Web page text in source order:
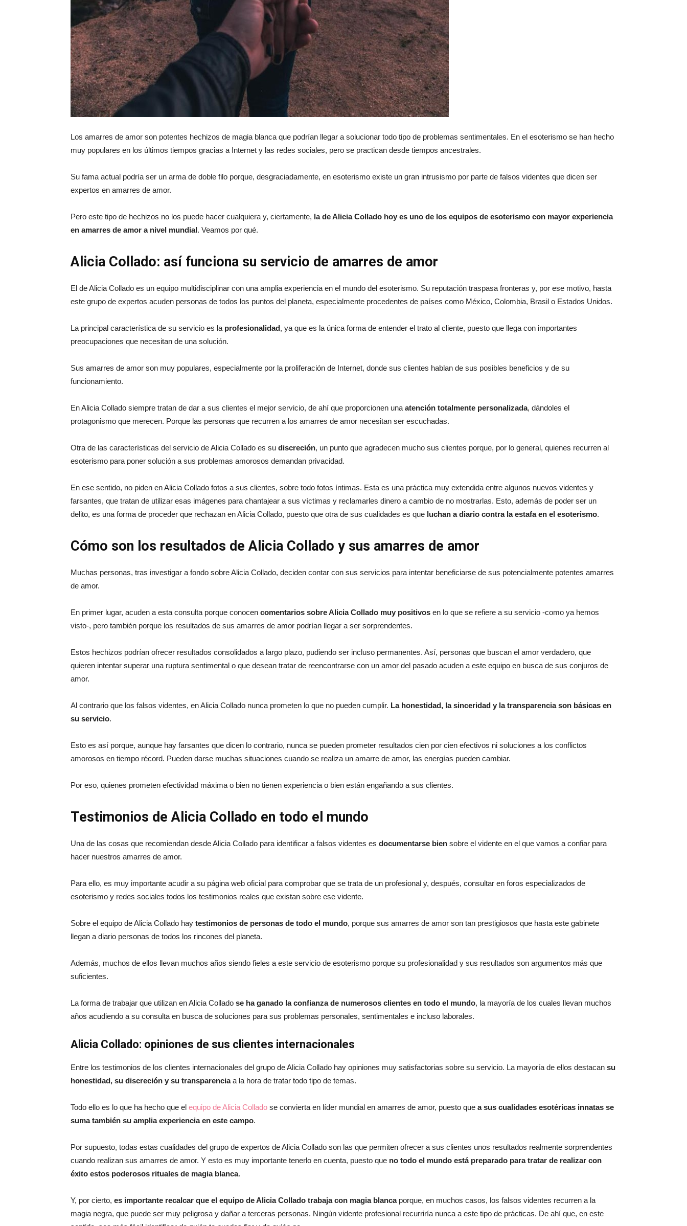
belleza
del
momento
Los amarres de amor son potentes hechizos de magia blanca que podrían llegar a solucionar todo tipo de problemas sentimentales. En el esoterismo se han hecho
muy populares en los últimos tiempos gracias a Internet y las redes sociales, pero se practican desde tiempos ancestrales.
Su fama actual podría ser un arma de doble filo porque, desgraciadamente, en esoterismo existe un gran intrusismo por parte de falsos videntes que dicen ser
expertos en amarres de amor.
Pero este tipo de hechizos no los puede hacer cualquiera y, ciertamente, la de Alicia Collado hoy es uno de los equipos de esoterismo con mayor experiencia
en amarres de amor a nivel mundial. Veamos por qué.
Alicia Collado: así funciona su servicio de amarres de amor
El de Alicia Collado es un equipo multidisciplinar con una amplia experiencia en el mundo del esoterismo. Su reputación traspasa fronteras y, por ese motivo, hasta
este grupo de expertos acuden personas de todos los puntos del planeta, especialmente procedentes de países como México, Colombia, Brasil o Estados Unidos.
La principal característica de su servicio es la profesionalidad, ya que es la única forma de entender el trato al cliente, puesto que llega con importantes
preocupaciones que necesitan de una solución.
Sus amarres de amor son muy populares, especialmente por la proliferación de Internet, donde sus clientes hablan de sus posibles beneficios y de su
funcionamiento.
En Alicia Collado siempre tratan de dar a sus clientes el mejor servicio, de ahí que proporcionen una atención totalmente personalizada, dándoles el
protagonismo que merecen. Porque las personas que recurren a los amarres de amor necesitan ser escuchadas.
Otra de las características del servicio de Alicia Collado es su discreción, un punto que agradecen mucho sus clientes porque, por lo general, quienes recurren al
esoterismo para poner solución a sus problemas amorosos demandan privacidad.
En ese sentido, no piden en Alicia Collado fotos a sus clientes, sobre todo fotos íntimas. Esta es una práctica muy extendida entre algunos nuevos videntes y
farsantes, que tratan de utilizar esas imágenes para chantajear a sus víctimas y reclamarles dinero a cambio de no mostrarlas. Esto, además de poder ser un
delito, es una forma de proceder que rechazan en Alicia Collado, puesto que otra de sus cualidades es que luchan a diario contra la estafa en el esoterismo.
Cómo son los resultados de Alicia Collado y sus amarres de amor
Muchas personas, tras investigar a fondo sobre Alicia Collado, deciden contar con sus servicios para intentar beneficiarse de sus potencialmente potentes amarres
de amor.
En primer lugar, acuden a esta consulta porque conocen comentarios sobre Alicia Collado muy positivos en lo que se refiere a su servicio -como ya hemos
visto-, pero también porque los resultados de sus amarres de amor podrían llegar a ser sorprendentes.
Estos hechizos podrían ofrecer resultados consolidados a largo plazo, pudiendo ser incluso permanentes. Así, personas que buscan el amor verdadero, que
quieren intentar superar una ruptura sentimental o que desean tratar de reencontrarse con un amor del pasado acuden a este equipo en busca de sus conjuros de
amor.
Al contrario que los falsos videntes, en Alicia Collado nunca prometen lo que no pueden cumplir. La honestidad, la sinceridad y la transparencia son básicas en
su servicio.
Esto es así porque, aunque hay farsantes que dicen lo contrario, nunca se pueden prometer resultados cien por cien efectivos ni soluciones a los conflictos
amorosos en tiempo récord. Pueden darse muchas situaciones cuando se realiza un amarre de amor, las energías pueden cambiar.
Por eso, quienes prometen efectividad máxima o bien no tienen experiencia o bien están engañando a sus clientes.
Testimonios de Alicia Collado en todo el mundo
Una de las cosas que recomiendan desde Alicia Collado para identificar a falsos videntes es documentarse bien sobre el vidente en el que vamos a confiar para
hacer nuestros amarres de amor.
Para ello, es muy importante acudir a su página web oficial para comprobar que se trata de un profesional y, después, consultar en foros especializados de
esoterismo y redes sociales todos los testimonios reales que existan sobre ese vidente.
Sobre el equipo de Alicia Collado hay testimonios de personas de todo el mundo, porque sus amarres de amor son tan prestigiosos que hasta este gabinete
llegan a diario personas de todos los rincones del planeta.
Además, muchos de ellos llevan muchos años siendo fieles a este servicio de esoterismo porque su profesionalidad y sus resultados son argumentos más que
suficientes.
La forma de trabajar que utilizan en Alicia Collado se ha ganado la confianza de numerosos clientes en todo el mundo, la mayoría de los cuales llevan muchos
años acudiendo a su consulta en busca de soluciones para sus problemas personales, sentimentales e incluso laborales.
Alicia Collado: opiniones de sus clientes internacionales
Entre los testimonios de los clientes internacionales del grupo de Alicia Collado hay opiniones muy satisfactorias sobre su servicio. La mayoría de ellos destacan su
honestidad, su discreción y su transparenciaa la hora de tratar todo tipo de temas.
Todo ello es lo que ha hecho que el equipo de Alicia Collado se convierta en líder mundial en amarres de amor, puesto que a sus cualidades esotéricas innatas se
suma también su amplia experiencia en este campo.
Por supuesto, todas estas cualidades del grupo de expertos de Alicia Collado son las que permiten ofrecer a sus clientes unos resultados realmente sorprendentes
cuando realizan sus amarres de amor. Y esto es muy importante tenerlo en cuenta, puesto que no todo el mundo está preparado para tratar de realizar con
éxito estos poderosos rituales de magia blanca.
Y, por cierto, es importante recalcar que el equipo de Alicia Collado trabaja con magia blancaporque, en muchos casos, los falsos videntes recurren a la
magia negra, que puede ser muy peligrosa y dañar a terceras personas. Ningún vidente profesional recurriría nunca a este tipo de prácticas. De ahí que, en este